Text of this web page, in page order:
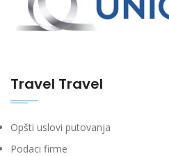
Travel Travel
Opšti uslovi putovanja
Podaci firme